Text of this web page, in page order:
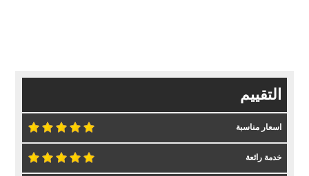
التقييم
اسعار مناسبة
خدمة رائعة